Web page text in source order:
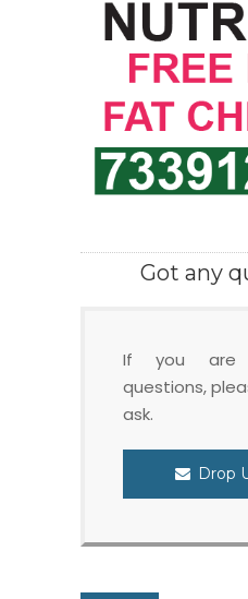
Got any
If you are
questions,
ask.
Drop